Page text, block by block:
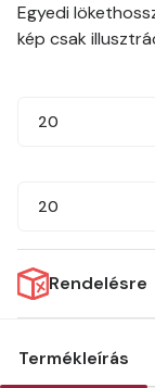
Egyedi
kép csak
20
20
Rendelésre
Termékleírás